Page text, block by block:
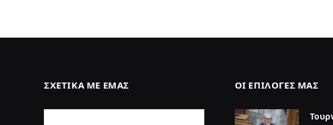
ΣΧΕΤΙΚΆ ΜΕ ΕΜΆΣ ΟΙ ΕΠΙΛΟΓΈΣ ΜΑΣ